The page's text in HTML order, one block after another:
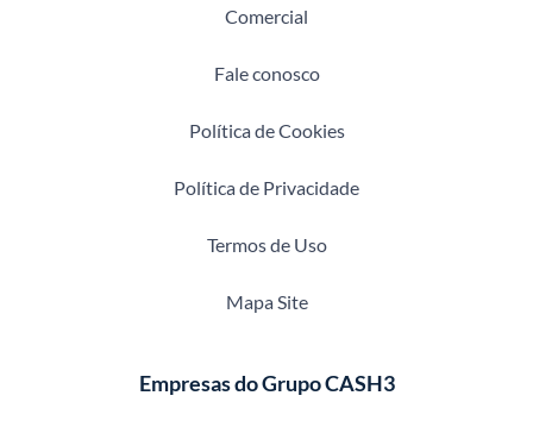
Comercial
Fale conosco
Política de Cookies
Política de Privacidade
Termos de Uso
Mapa Site
Empresas do Grupo CASH3